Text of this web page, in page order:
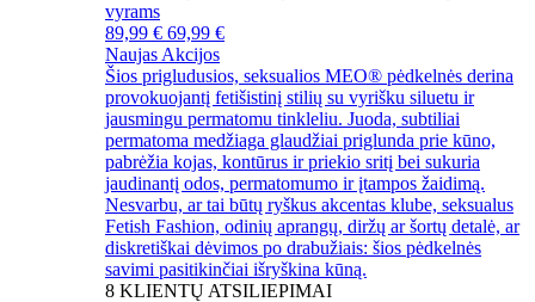
89,99 € 69,99 €
Naujas Akcijos
Šios prigludusios, seksualios MEO® pėdkelnės derina
provokuojantį fetišistinį stilių su vyrišku siluetu ir
jausmingu permatomu tinkleliu. Juoda, subtiliai
permatoma medžiaga glaudžiai priglunda prie kūno,
pabrėžia kojas, kontūrus ir priekio sritį bei sukuria
jaudinantį odos, permatomumo ir įtampos žaidimą.
Nesvarbu, ar tai būtų ryškus akcentas klube, seksualus
Fetish Fashion, odinių aprangų, diržų ar šortų detalė, ar
diskretiškai dėvimos po drabužiais: šios pėdkelnės
savimi pasitikinčiai išryškina kūną.
8 KLIENTŲ ATSILIEPIMAI